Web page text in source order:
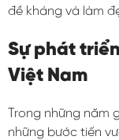
đề kháng và làm
Sự phát
Việt Nam
Trong những
những bước tiến